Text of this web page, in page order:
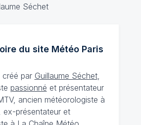
Séchet
du site MétéoParis
créé par Guillaume Séchet,
passionné et présentateur
ancien météorologiste à
ex-présentateur et